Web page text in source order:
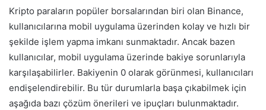
Kripto paraların popüler borsalarından biri olan Binance,
kullanıcılarına mobil uygulama üzerinden kolay ve hızlı bir
şekilde işlem yapma imkanı sunmaktadır. Ancak bazen
kullanıcılar, mobil uygulama üzerinde bakiye sorunlarıyla
karşılaşabilirler. Bakiyenin 0 olarak görünmesi, kullanıcıları
endişelendirebilir. Bu tür durumlarla başa çıkabilmek için
aşağıda bazı çözüm önerileri ve ipuçları bulunmaktadır.